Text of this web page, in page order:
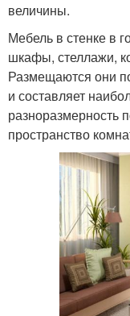
величины.
Мебель в стенке в
шкафы, стеллажи,
Размещаются они
и составляет
разноразмерность
пространство